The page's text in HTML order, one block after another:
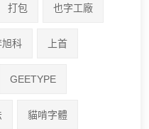
打包 也字工廠
旭科 上首
GEETYPE
貓啃字體